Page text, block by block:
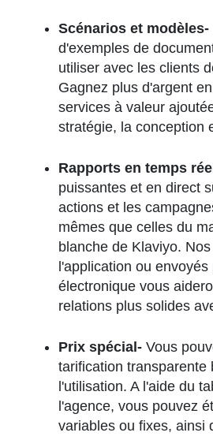
Scénarios et modèles-
d'exemples de
utiliser avec les clients
Gagnez plus d'argent
services à valeur
stratégie, la conception
Rapports en temps réel
puissantes et en direct
actions et les
mêmes que celles du
blanche de Klaviyo.
l'application ou
électronique vous
relations plus solides
Prix spécial- Vous
tarification transparente
l'utilisation. A l'aide du
l'agence, vous pouvez
variables ou fixes, ainsi